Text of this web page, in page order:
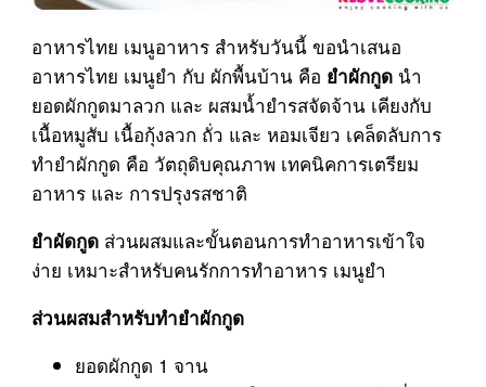
อาหารไทย เมนูอาหาร สำหรับวันนี้ ขอนำเสนอ
อาหารไทย เมนูยำ กับ ผักพื้นบ้าน คือ ยำผักกูดนำ
ยอดผักกูดมาลวก และ ผสมน้ำยำรสจัดจ้าน เคียงกับ
เนื้อหมูสับ เนื้อกุ้งลวก ถั่ว และ หอมเจียว เคล็ดลับการ
ทำยำผักกูด คือ วัตถุดิบคุณภาพ เทคนิคการเตรียม
อาหาร และ การปรุงรสชาติ
ยำผัดกูดส่วนผสมและขั้นตอนการทำอาหารเข้าใจ
ง่าย เหมาะสำหรับคนรักการทำอาหาร เมนูยำ
ส่วนผสมสำหรับทำยำผักกูด
ยอดผักกูด 1 จาน